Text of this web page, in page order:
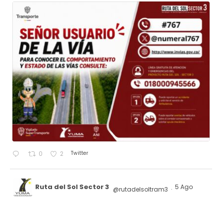
0 2 Twitter
Ruta del Sol Sector 3 @rutadelsoltram3 · 5 Ago